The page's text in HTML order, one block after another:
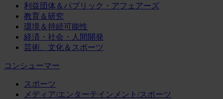
利益団体＆パブリック・アフェアーズ
教育＆研究
環境＆持続可能性
経済・社会・人間開発
芸術、文化＆スポーツ
コンシューマー
スポーツ
メディア/エンターテインメント/スポーツ